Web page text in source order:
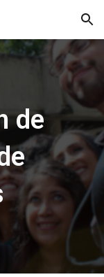
Skip to navigation
de